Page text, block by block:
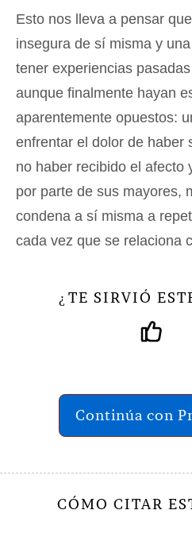
Esto nos lleva a pensar
insegura de sí misma y
tener experiencias
aunque finalmente hayan
aparentemente opuestos:
enfrentar el dolor de haber
no haber recibido el afecto
por parte de sus mayores,
condena a sí misma a
cada vez que se relaciona
¿ TE SIRVIÓ
Continúa con
CÓMO CITAR